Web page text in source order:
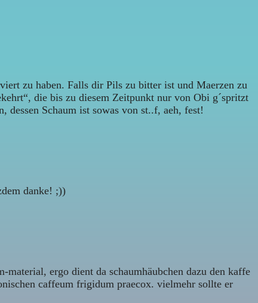
zu haben. Falls dir Pils zu bitter ist und Maerzen zu
die bis zu diesem Zeitpunkt nur von Obi g´spritzt
Schaum ist sowas von st..f, aeh, fest!
danke! ;))
material, ergo dient da schaumhäubchen dazu den kaffe
caffeum frigidum praecox. vielmehr sollte er